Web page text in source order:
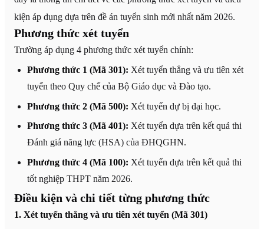
kiện áp dụng dựa trên đề án tuyển sinh mới nhất năm 2026.
Phương thức xét tuyển
Trường áp dụng 4 phương thức xét tuyển chính:
Phương thức 1 (Mã 301): Xét tuyển thẳng và ưu tiên xét
tuyển theo Quy chế của Bộ Giáo dục và Đào tạo.
Phương thức 2 (Mã 500): Xét tuyển dự bị đại học.
Phương thức 3 (Mã 401): Xét tuyển dựa trên kết quả thi
Đánh giá năng lực (HSA) của ĐHQGHN.
Phương thức 4 (Mã 100): Xét tuyển dựa trên kết quả thi
tốt nghiệp THPT năm 2026.
Điều kiện và chi tiết từng phương thức
1. Xét tuyển thẳng và ưu tiên xét tuyển (Mã 301)